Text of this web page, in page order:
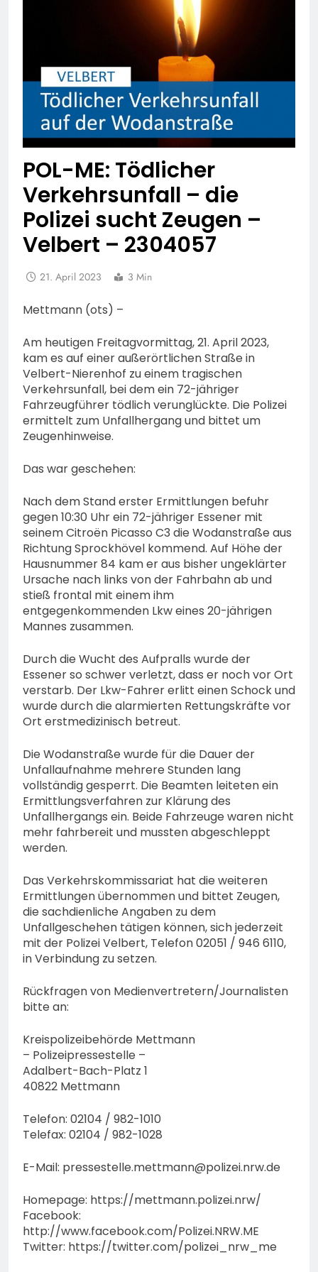
POL-ME: Tödlicher
Verkehrsunfall – die
Polizei sucht Zeugen –
Velbert – 2304057
21. April 2023 3 Min
Mettmann (ots) –
Am heutigen Freitagvormittag, 21. April 2023,
kam es auf einer außerörtlichen Straße in
Velbert-Nierenhof zu einem tragischen
Verkehrsunfall, bei dem ein 72-jähriger
Fahrzeugführer tödlich verunglückte. Die Polizei
ermittelt zum Unfallhergang und bittet um
Zeugenhinweise.
Das war geschehen:
Nach dem Stand erster Ermittlungen befuhr
gegen 10:30 Uhr ein 72-jähriger Essener mit
seinem Citroën Picasso C3 die Wodanstraße aus
Richtung Sprockhövel kommend. Auf Höhe der
Hausnummer 84 kam er aus bisher ungeklärter
Ursache nach links von der Fahrbahn ab und
stieß frontal mit einem ihm
entgegenkommenden Lkw eines 20-jährigen
Mannes zusammen.
Durch die Wucht des Aufpralls wurde der
Essener so schwer verletzt, dass er noch vor Ort
verstarb. Der Lkw-Fahrer erlitt einen Schock und
wurde durch die alarmierten Rettungskräfte vor
Ort erstmedizinisch betreut.
Die Wodanstraße wurde für die Dauer der
Unfallaufnahme mehrere Stunden lang
vollständig gesperrt. Die Beamten leiteten ein
Ermittlungsverfahren zur Klärung des
Unfallhergangs ein. Beide Fahrzeuge waren nicht
mehr fahrbereit und mussten abgeschleppt
werden.
Das Verkehrskommissariat hat die weiteren
Ermittlungen übernommen und bittet Zeugen,
die sachdienliche Angaben zu dem
Unfallgeschehen tätigen können, sich jederzeit
mit der Polizei Velbert, Telefon 02051 / 946 6110,
in Verbindung zu setzen.
Rückfragen von Medienvertretern/Journalisten
bitte an:
Kreispolizeibehörde Mettmann
– Polizeipressestelle –
Adalbert-Bach-Platz 1
40822 Mettmann
Telefon: 02104 / 982-1010
Telefax: 02104 / 982-1028
E-Mail: pressestelle.mettmann@polizei.nrw.de
Homepage: https://mettmann.polizei.nrw/
Facebook:
http://www.facebook.com/Polizei.NRW.ME
Twitter: https://twitter.com/polizei_nrw_me